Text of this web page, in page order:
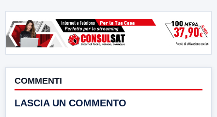
COMMENTI
LASCIA UN COMMENTO